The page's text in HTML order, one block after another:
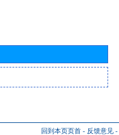
回到本页页首 - 反馈意见 -